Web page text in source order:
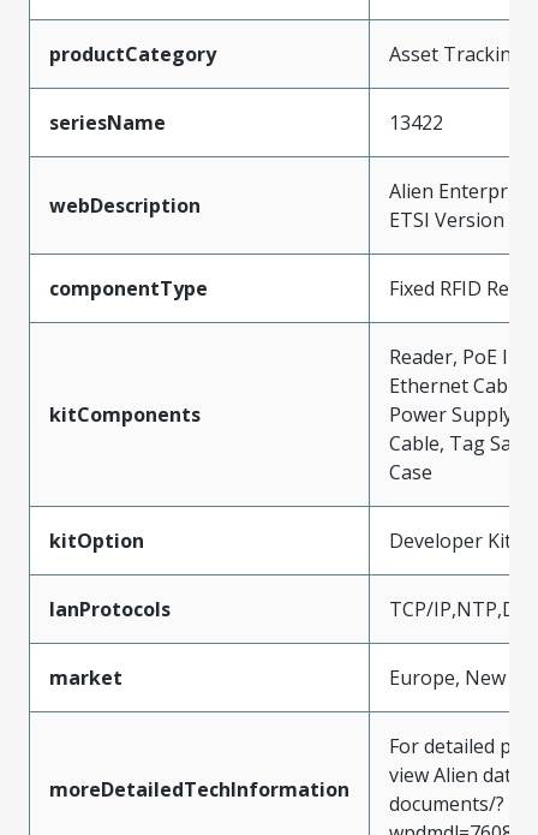
productCategory Asset Tracking
seriesName 13422
webDescription
Alien Enterprise
ETSI Version
componentType Fixed RFID
kitComponents
Reader, PoE
Ethernet
Power Supply
Cable, Tag
Case
kitOption Developer Kit
lanProtocols TCP/
market Europe, New
moreDetailedTechInformation
For detailed
view Alien
documents/?